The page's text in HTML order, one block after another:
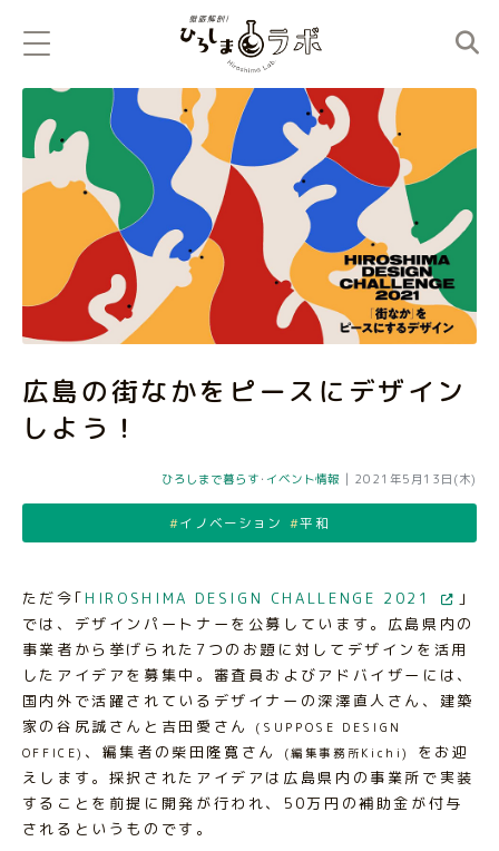
広島の街なかをピースにデザイン
しよう！
ひろしまで暮らす ･ イベント情報 | 2021年5月13日(木)
イノベーション 平和
ただ今｢HIROSHIMA DESIGN CHALLENGE 2021
｣
では、デザインパートナーを公募しています。広島県内の
事業者から挙げられた7つのお題に対してデザインを活用
したアイデアを募集中。審査員およびアドバイザーには、
国内外で活躍されているデザイナーの深澤直人さん、建築
家の谷尻誠さんと吉田愛さん
(SUPPOSE DESIGN
OFFICE) 、編集者の柴田隆寛さん (編集事務所Kichi)
をお迎
えします。採択されたアイデアは広島県内の事業所で実装
することを前提に開発が行われ、50万円の補助金が付与
されるというものです。